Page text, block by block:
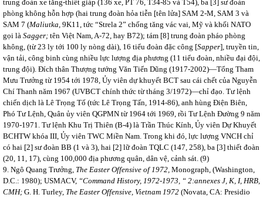
trung đoàn xe tăng-thiết giáp (136 xe, PT 76, T34-85 và T54), ba [3] sư đoàn
phòng không hỗn hợp (hai trung đoàn hỏa tiễn [tên lửa] SAM 2-M, SAM 3 và
SAM 7 (Maliutka, 9K11, tức “Strela 2” chống tăng vác vai, Mỹ và khối NATO
gọi là Sagger; tên Việt Nam, A-72, hay B72); tám [8] trung đoàn pháo phòng
không, (từ 23 ly tới 100 ly nòng dài), 16 tiểu đoàn đặc công [Sapper], truyền tin,
vận tải, công binh cùng nhiều lực lượng địa phương (11 tiểu đoàn, nhiều đại đội,
trung đội). Đích thân Thượng tướng Văn Tiến Dũng (1917-2002)—Tổng Tham
Mưu Trưởng từ 1954 tới 1978, Ủy viên dự khuyết BCT sau cái chết của Nguyễn
Chí Thanh năm 1967 (UVBCT chính thức từ tháng 3/1972)—chỉ đạo. Tư lệnh
chiến dịch là Lê Trọng Tố (tức Lê Trọng Tấn, 1914-86), anh hùng Điện Biên,
Phó Tư Lệnh, Quân ủy viên QGPMN từ 1964 tới 1969, rồi Tư Lệnh Đường 9 năm
1970-1971. Tư lệnh Khu Trị Thiên (B-4) là Trần Thúc Kính, Ủy viên Dự Khuyết
BCHTW khóa III, Ủy viên TWC Miền Nam. Trong khi đó, lực lượng VNCH chỉ
có hai [2] sư đoàn BB (1 và 3), hai [2] lữ đoàn TQLC (147, 258), ba [3] thiết đoàn
(20, 11, 17), cùng 100,000 địa phương quân, dân vệ, cảnh sát. (9)
9. Ngô Quang Trưởng, The Easter Offensive of 1972, Monograph, (Washington,
D.C.: 1980); USMACV, “Command History, 1972-1973, “ 2:annexes J, K, I, HRB,
CMH; G. H. Turley, The Easter Offensive, Vietnam 1972 (Novata, CA: Presidio